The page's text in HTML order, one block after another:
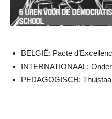
BELGIË: Pacte
INTERNATIONAAL:
PEDAGOGISCH: